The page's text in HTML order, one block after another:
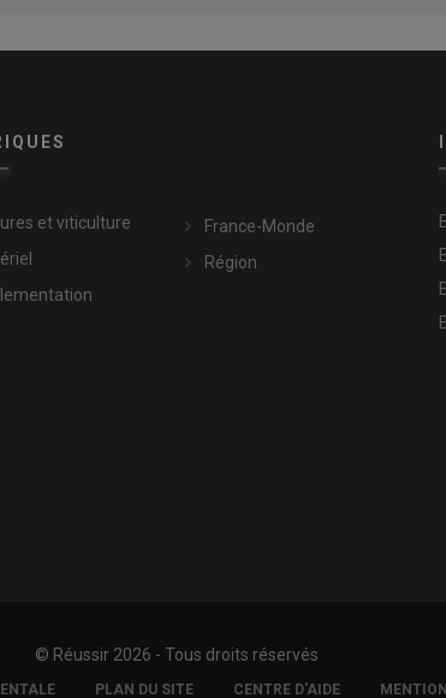
et viticulture
France-Monde
Région
© Réussir 2026 - Tous droits réservés
PLAN DU SITE CENTRE D'AIDE